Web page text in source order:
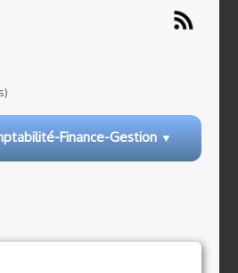
Finance-Gestion ▼